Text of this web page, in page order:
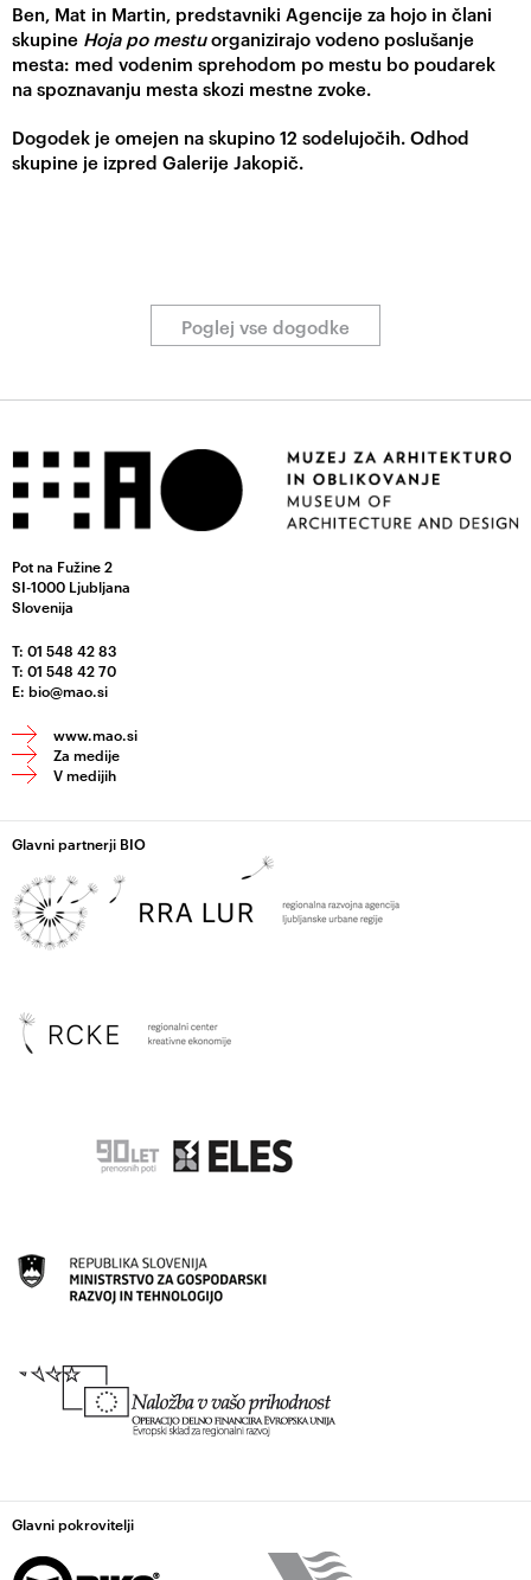
Ben, Mat in Martin, predstavniki Agencije za hojo in člani
skupine Hoja po mestuorganizirajo vodeno poslušanje
mesta: med vodenim sprehodom po mestu bo poudarek
na spoznavanju mesta skozi mestne zvoke.
Dogodek je omejen na skupino 12 sodelujočih. Odhod
skupine je izpred Galerije Jakopič.
Poglej vse dogodke
Pot na Fužine 2
SI-1000 Ljubljana
Slovenija
T: 01 548 42 83
T: 01 548 42 70
E: bio@mao.si
www.mao.si
Za medije
V medijih
Glavni partnerji BIO
Glavni pokrovitelji